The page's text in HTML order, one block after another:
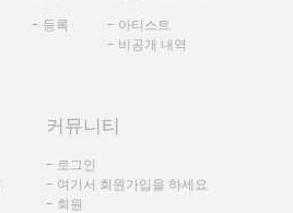
- 등록
- 아티스트
- 비공개 내역
커뮤니티
- 로그인
- 여기서 회원가입을 하세요
- 회원